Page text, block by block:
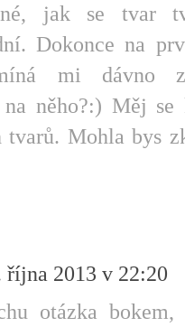
jak se tvar
Dokonce na
mi dávno
něho?:) Měj
tvarů. Mohla bys
října 2013 v 22:20
otázka